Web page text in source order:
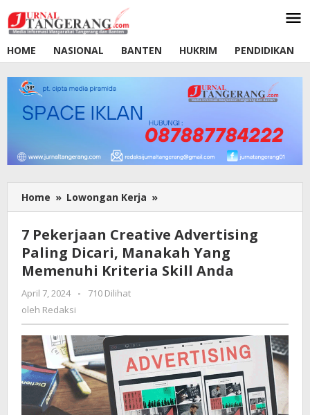
ke
konten
HOME
NASIONAL BANTEN HUKRIM PENDIDIKAN
Home » Lowongan Kerja »
Pekerjaan
Advertising
Paling
Dicari,
Kriteria
Skill
Anda
7 Pekerjaan Creative Advertising
Paling Dicari, Manakah Yang
Memenuhi Kriteria Skill Anda
April 7, 2024
oleh
-
710 Dilihat
oleh Redaksi